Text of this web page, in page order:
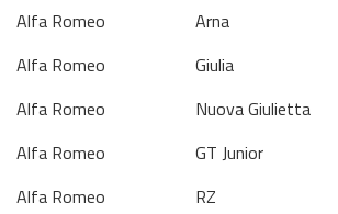
Alfa Romeo
Arna
Alfa Romeo
Giulia
Alfa Romeo
Nuova Giulietta
Alfa Romeo
GT Junior
Alfa Romeo
RZ